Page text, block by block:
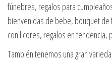
fúnebres, regalos para
bienvenidas de bebe, bouquet
con licores, regalos en tendencia,
También tenemos una gran